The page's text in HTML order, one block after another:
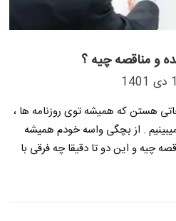
و مناقصه چیه ؟
هستن که همیشه توی روزنامه ها ،
. از بچگی واسه خودم همیشه
چیه و این دو تا دقیقا چه فرقی با